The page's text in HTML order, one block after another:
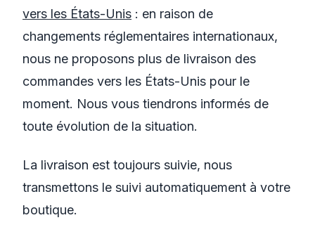
vers les États-Unis : en raison de
changements réglementaires internationaux,
nous ne proposons plus de livraison des
commandes vers les États-Unis pour le
moment. Nous vous tiendrons informés de
toute évolution de la situation.
La livraison est toujours suivie, nous
transmettons le suivi automatiquement à votre
boutique.